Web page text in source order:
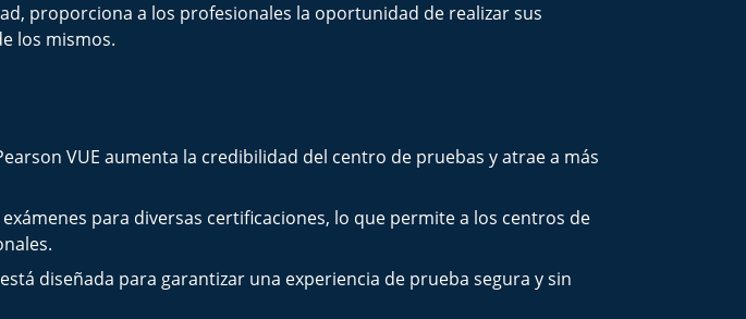
proporciona a los profesionales la oportunidad de realizar sus
los mismos.
VUE aumenta la credibilidad del centro de pruebas y atrae a más
para diversas certificaciones, lo que permite a los centros de
diseñada para garantizar una experiencia de prueba segura y sin